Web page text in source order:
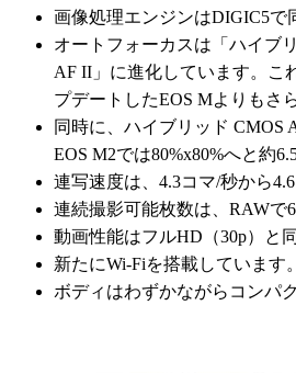
画像処理エンジンはDIGIC5で
オートフォーカスは「ハイブ
AF II」に進化しています。こ
プデートしたEOS Mよりもさ
同時に、ハイブリッド CMOS
EOS M2では80%x80%へと約
連写速度は、4.3コマ/秒から
連続撮影可能枚数は、RAWで
動画性能はフルHD（30p）と
新たにWi-Fiを搭載していま
ボディはわずかながらコンパ